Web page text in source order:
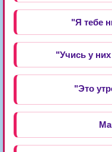
"Я тебе
"Учись у
"Это